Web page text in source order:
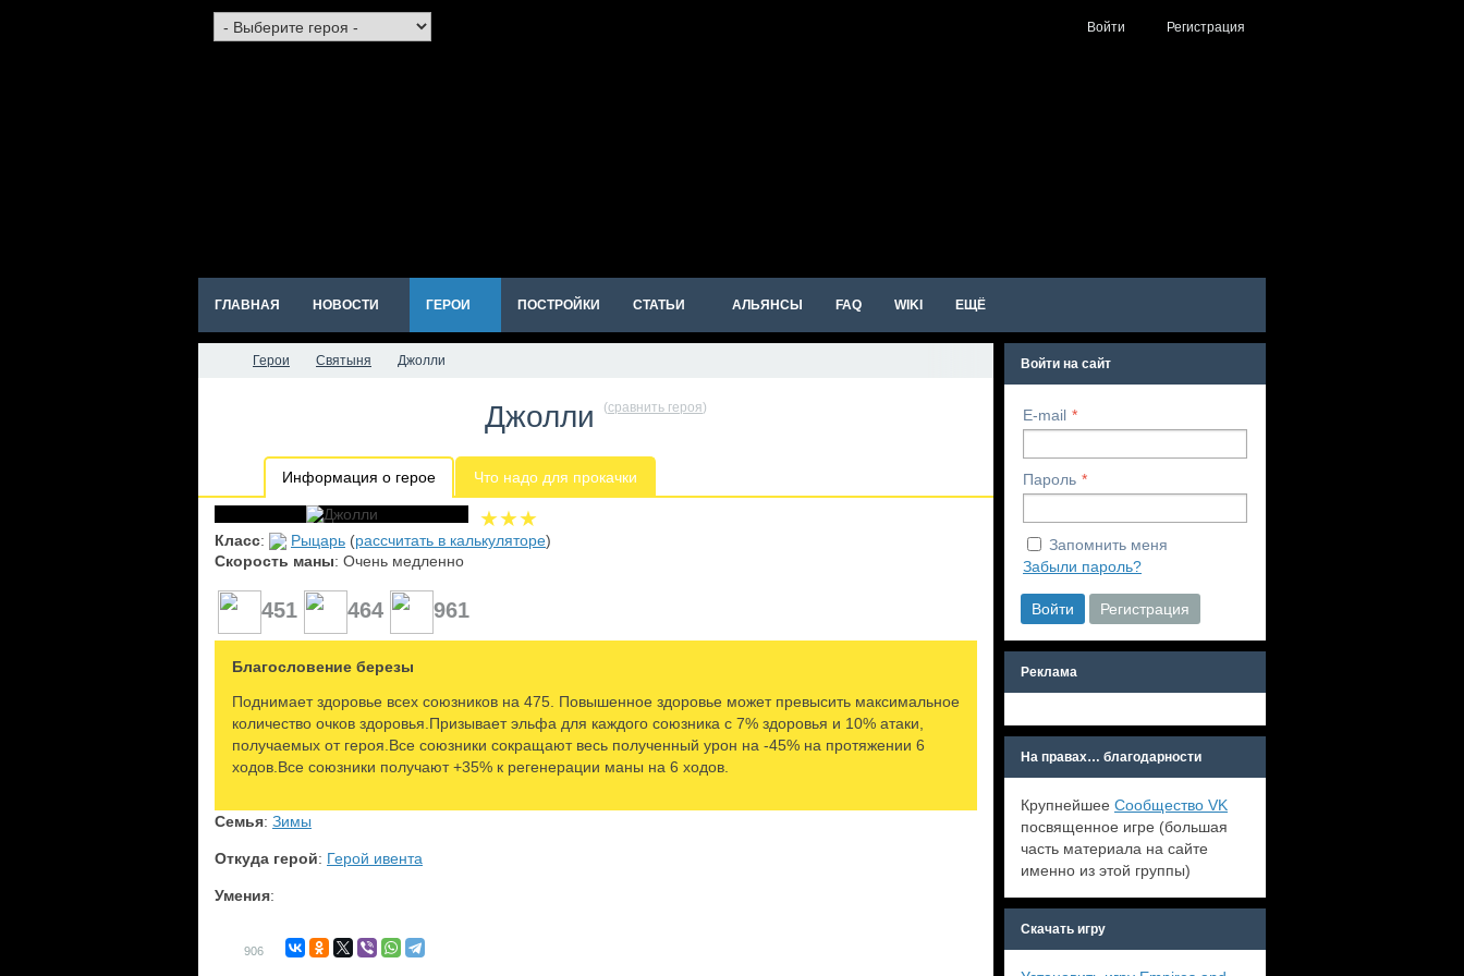
Войти Регистрация
ГЛАВНАЯ НОВОСТИ ГЕРОИ ПОСТРОЙКИ СТАТЬИ АЛЬЯНСЫ FAQ WIKI ЕЩЁ
Герои Святыня Джолли
Джолли (сравнить героя)
Информация о герое Что надо для прокачки
★★★
Класс: Рыцарь (рассчитать в калькуляторе)
Скорость маны: Очень медленно
451 464 961
Благословение березы
Поднимает здоровье всех союзников на 475. Повышенное здоровье может превысить максимальное
количество очков здоровья.Призывает эльфа для каждого союзника с 7% здоровья и 10% атаки,
получаемых от героя.Все союзники сокращают весь полученный урон на -45% на протяжении 6
ходов.Все союзники получают +35% к регенерации маны на 6 ходов.
Семья: Зимы
Откуда герой: Герой ивента
Умения:
906
Войти на сайт
E-mail
Пароль
Запомнить меня
Забыли пароль?
Войти Регистрация
Реклама
На правах… благодарности
Крупнейшее Сообщество VK
посвященное игре (большая
часть материала на сайте
именно из этой группы)
Скачать игру